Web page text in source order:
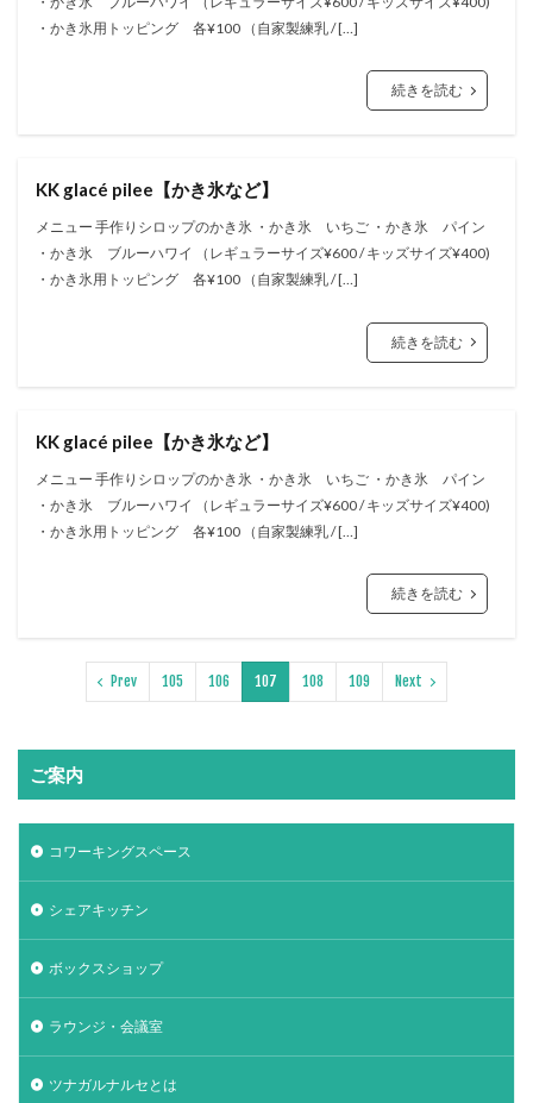
・かき氷用トッピング 各¥100 （自家製練乳 / […]
続きを読む
KK glacé pilee【かき氷など】
メニュー 手作りシロップのかき氷 ・かき氷 いちご ・かき氷 パイン
・かき氷 ブルーハワイ （レギュラーサイズ¥600 / キッズサイズ¥400)
・かき氷用トッピング 各¥100 （自家製練乳 / […]
続きを読む
KK glacé pilee【かき氷など】
メニュー 手作りシロップのかき氷 ・かき氷 いちご ・かき氷 パイン
・かき氷 ブルーハワイ （レギュラーサイズ¥600 / キッズサイズ¥400)
・かき氷用トッピング 各¥100 （自家製練乳 / […]
続きを読む
Prev 105 106 107 108 109 Next
ご案内
コワーキングスペース
シェアキッチン
ボックスショップ
ラウンジ・会議室
ツナガルナルセとは